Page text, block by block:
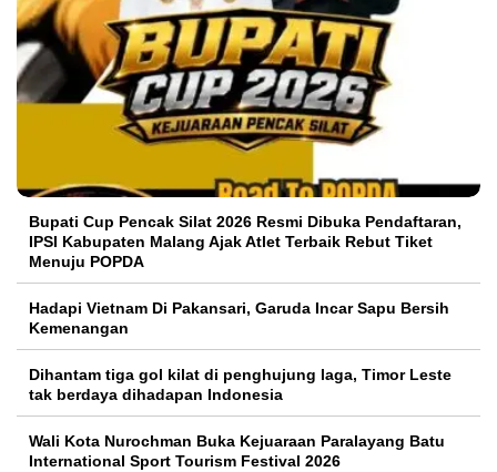
Bupati Cup Pencak Silat 2026 Resmi Dibuka Pendaftaran,
IPSI Kabupaten Malang Ajak Atlet Terbaik Rebut Tiket
Menuju POPDA
Hadapi Vietnam Di Pakansari, Garuda Incar Sapu Bersih
Kemenangan
Dihantam tiga gol kilat di penghujung laga, Timor Leste
tak berdaya dihadapan Indonesia
Wali Kota Nurochman Buka Kejuaraan Paralayang Batu
International Sport Tourism Festival 2026